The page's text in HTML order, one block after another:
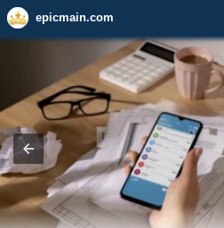
epicmain.com